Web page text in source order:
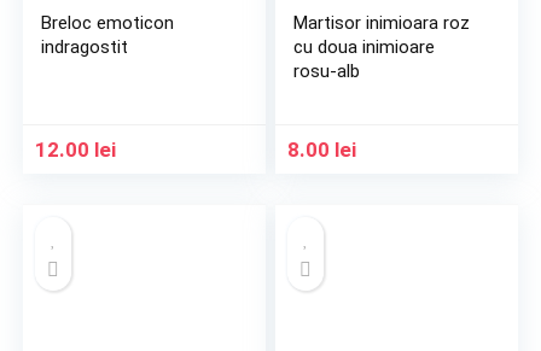
Breloc emoticon
indragostit
12.00 lei
Martisor inimioara roz
cu doua inimioare
rosu-alb
8.00 lei